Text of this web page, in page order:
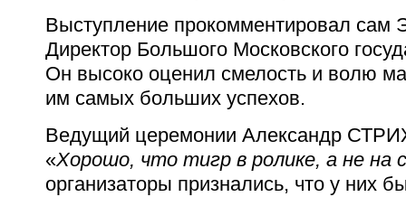
Выступление прокомментировал
Директор Большого Московского
Он высоко оценил смелость и волю
им самых больших успехов.
Ведущий церемонии Александр
«Хорошо, что тигр в ролике, а не на
организаторы признались, что у них